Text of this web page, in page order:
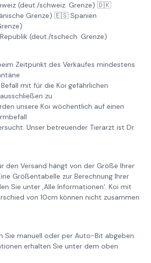
(deut./schweiz. Grenze) 🇩🇰
Grenze) 🇪🇸 Spanien
(deut./tschech. Grenze)
Zeitpunkt des Verkaufes mindestens
mit für die Koi gefährlichen
zu
unsere Koi wöchentlich auf einen
Unser betreuender Tierarzt ist Dr.
den Versand hängt von der Größe Ihrer
Größentabelle zur Berechnung Ihrer
Sie unter ‚Alle Informationen‘. Koi mit
von 10cm können nicht zusammen
Sie manuell oder per Auto-Bit abgeben.
erhalten Sie unter dem oben